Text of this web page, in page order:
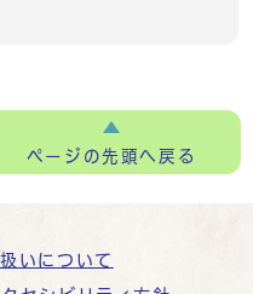
ページの先頭へ戻る
いについて